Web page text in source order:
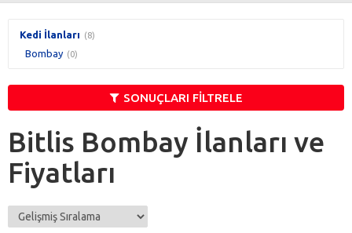
Kedi İlanları (8)
Bombay (0)
SONUÇLARI FİLTRELE
Bitlis Bombay İlanları ve
Fiyatları